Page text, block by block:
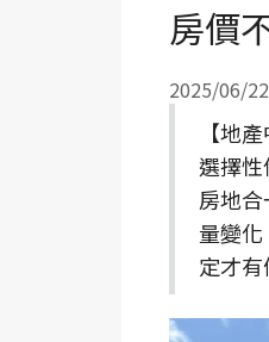
房價
2025/06/
【地
選擇
房地
量變
定才有